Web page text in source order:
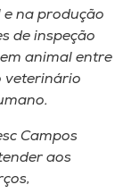
e na produção
de inspeção
animal entre
veterinário
Campos
aos